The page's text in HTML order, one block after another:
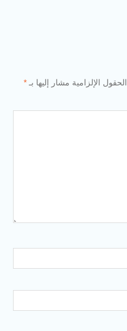
الحقول الإلزامية مشار إليها بـ *